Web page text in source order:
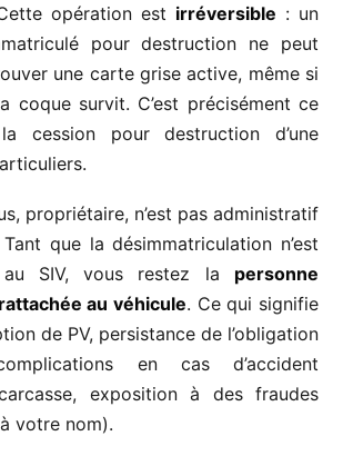
opération est irréversible : un
pour destruction ne peut
une carte grise active, même si
coque survit. C’est précisément ce
cession pour destruction d’une
propriétaire, n’est pas administratif
que la désimmatriculation n’est
SIV, vous restez la personne
au véhicule. Ce qui signifie
de PV, persistance de l’obligation
en cas d’accident
exposition à des fraudes
votre nom).